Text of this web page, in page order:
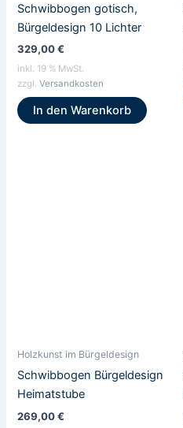
Schwibbogen gotisch,
Bürgeldesign 10 Lichter
329,00€
inkl. 19 % MwSt.
zzgl.Versandkosten
In den Warenkorb
Holzkunst im Bürgeldesign
Schwibbogen Bürgeldesign
Heimatstube
269,00€